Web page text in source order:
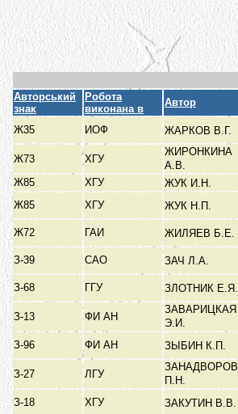
Авторський
знак
Робота
виконана в
Автор
Ж35
ИОФ ЖАРКОВ В.Г.
Ж73 ХГУ
ЖИРОНКИНА
А.В.
Ж85
ХГУ ЖУК И.Н.
Ж85
ХГУ ЖУК Н.П.
Ж72 ГАИ ЖИЛЯЕВ Б.Е.
З-39 САО ЗАЧ Л.А.
З-68 ГГУ ЗЛОТНИК Е.Я.
З-13 ФИ АН
ЗАВАРИЦКАЯ
Э.И.
З-96 ФИ АН ЗЫБИН К.П.
З-27 ЛГУ
ЗАНАДВОРОВ
П.Н.
З-18 ХГУ ЗАКУТИН В.В.